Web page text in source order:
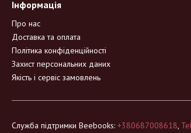
Інформація
Про нас
Доставка та оплата
Політика конфіденційності
Захист персональних даних
Якість і сервіс замовлень
Служба підтримки Beebooks: +380687008618,